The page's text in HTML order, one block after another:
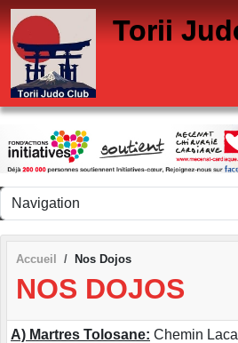
Torii
Accueil Nos Dojos
NOS DOJOS
A) Martres Tolosane: Chemin
Panneau de gestion des cookies